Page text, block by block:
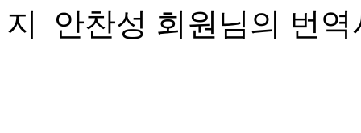
안찬성 회원님의 번